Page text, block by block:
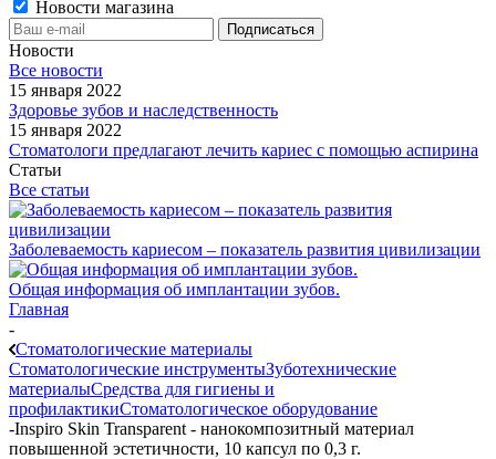
Новости магазина
Новости
Все новости
15 января 2022
Здоровье зубов и наследственность
15 января 2022
Стоматологи предлагают лечить кариес с помощью аспирина
Статьи
Все статьи
Заболеваемость кариесом – показатель развития цивилизации
Общая информация об имплантации зубов.
Главная
-
Стоматологические материалы
Стоматологические инструментыЗуботехнические
материалыСредства для гигиены и
профилактикиСтоматологическое оборудование
-Inspiro Skin Transparent - нанокомпозитный материал
повышенной эстетичности, 10 капсул по 0,3 г.